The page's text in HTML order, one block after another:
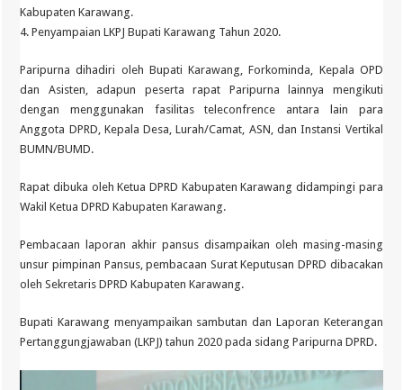
Kabupaten Karawang.
4. Penyampaian LKPJ Bupati Karawang Tahun 2020.
Paripurna dihadiri oleh Bupati Karawang, Forkominda, Kepala OPD
dan Asisten, adapun peserta rapat Paripurna lainnya mengikuti
dengan menggunakan fasilitas teleconfrence antara lain para
Anggota DPRD, Kepala Desa, Lurah/Camat, ASN, dan Instansi Vertikal
BUMN/BUMD.
Rapat dibuka oleh Ketua DPRD Kabupaten Karawang didampingi para
Wakil Ketua DPRD Kabupaten Karawang.
Pembacaan laporan akhir pansus disampaikan oleh masing-masing
unsur pimpinan Pansus, pembacaan Surat Keputusan DPRD dibacakan
oleh Sekretaris DPRD Kabupaten Karawang.
Bupati Karawang menyampaikan sambutan dan Laporan Keterangan
Pertanggungjawaban (LKPJ) tahun 2020 pada sidang Paripurna DPRD.